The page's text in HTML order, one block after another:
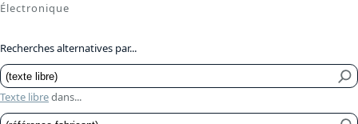
Électronique
Recherches alternatives par...
Texte libredans...